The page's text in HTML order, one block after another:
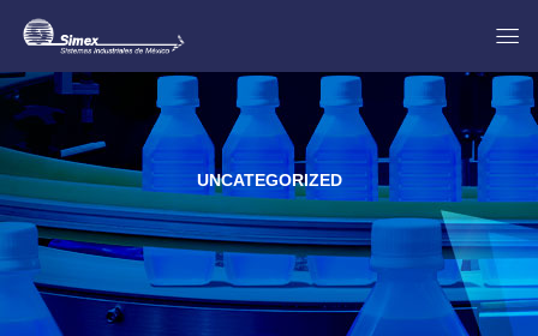
UNCATEGORIZED